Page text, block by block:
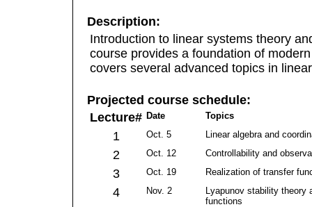
Description:
Introduction to linear systems theory
course provides a foundation of
covers several advanced topics in
Projected course schedule:
Lecture# Date Topics
1 Oct. 5 Linear algebra and
2 Oct. 12 Controllability and
3 Oct. 19 Realization of transfer
4 Nov. 2
Lyapunov stability theory
functions